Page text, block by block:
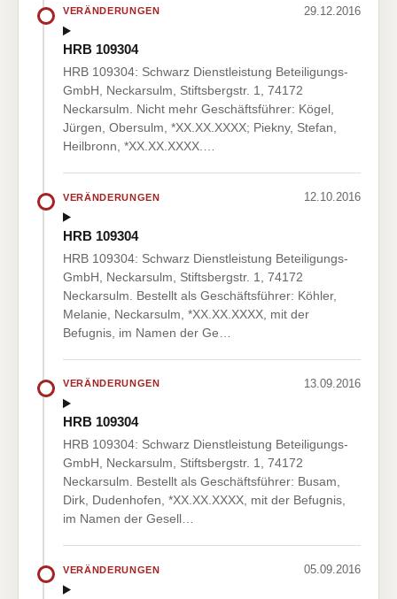
VERÄNDERUNGEN 29.12.2016
HRB 109304
HRB 109304: Schwarz Dienstleistung Beteiligungs-
GmbH, Neckarsulm, Stiftsbergstr. 1, 74172
Neckarsulm. Nicht mehr Geschäftsführer: Kögel,
Jürgen, Obersulm, *XX.XX.XXXX; Piekny, Stefan,
Heilbronn, *XX.XX.XXXX.…
VERÄNDERUNGEN 12.10.2016
HRB 109304
HRB 109304: Schwarz Dienstleistung Beteiligungs-
GmbH, Neckarsulm, Stiftsbergstr. 1, 74172
Neckarsulm. Bestellt als Geschäftsführer: Köhler,
Melanie, Neckarsulm, *XX.XX.XXXX, mit der
Befugnis, im Namen der Ge…
VERÄNDERUNGEN 13.09.2016
HRB 109304
HRB 109304: Schwarz Dienstleistung Beteiligungs-
GmbH, Neckarsulm, Stiftsbergstr. 1, 74172
Neckarsulm. Bestellt als Geschäftsführer: Busam,
Dirk, Dudenhofen, *XX.XX.XXXX, mit der Befugnis,
im Namen der Gesell…
VERÄNDERUNGEN 05.09.2016